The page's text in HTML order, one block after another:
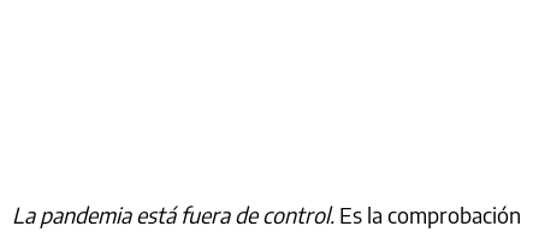
La pandemia está fuera de control. Es la comprobación